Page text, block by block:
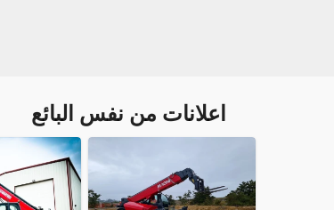
اعلانات من نفس البائع